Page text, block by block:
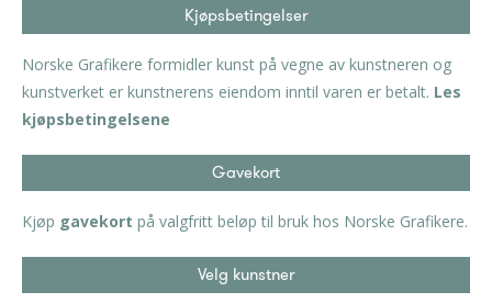
Kjøpsbetingelser
Norske Grafikere formidler kunst på vegne av kunstneren og
kunstverket er kunstnerens eiendom inntil varen er betalt. Les
kjøpsbetingelsene
Gavekort
Kjøp gavekort på valgfritt beløp til bruk hos Norske Grafikere.
Velg kunstner